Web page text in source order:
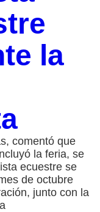
la
comentó que
la feria, se
ecuestre se
de octubre
junto con la